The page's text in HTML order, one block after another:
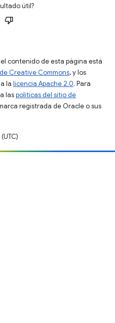
útil?
contenido de esta página está
Creative Commons, y los
la licencia Apache 2.0. Para
laspolíticas del sitio de
registrada de Oracle o sus